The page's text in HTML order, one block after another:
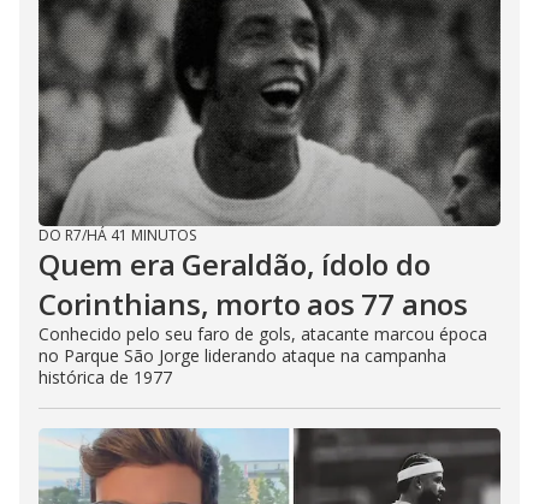
DO R7/HÁ 41 MINUTOS
Quem era Geraldão, ídolo do
Corinthians, morto aos 77 anos
Conhecido pelo seu faro de gols, atacante marcou época
no Parque São Jorge liderando ataque na campanha
histórica de 1977